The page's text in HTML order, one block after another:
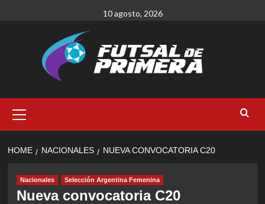
10 agosto, 2026
Menu
HOME NACIONALES NUEVA CONVOCATORIA C20
Nacionales Selección Argentina Femenina
Nueva convocatoria C20